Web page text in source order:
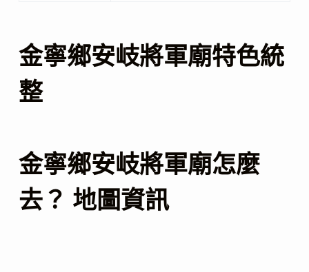
金寧鄉安岐將軍廟特色統
整
金寧鄉安岐將軍廟怎麼
去？ 地圖資訊